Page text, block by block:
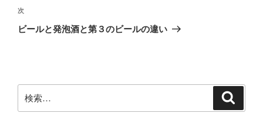
ビ
ゲ
ン
稿
次
の
次
ビールと発泡酒と第３のビールの違い
索: